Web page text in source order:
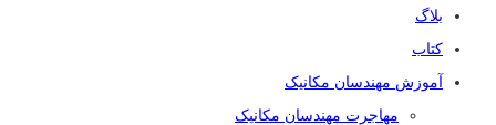
بلاگ
کتاب
آموزش مهندسان مکانیک
مهاجرت مهندسان مکانیک